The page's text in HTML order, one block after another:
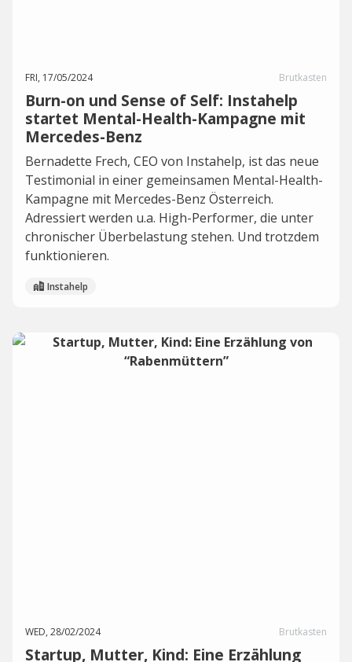
FRI, 17/05/2024 Brutkasten
Burn-on und Sense of Self: Instahelp
startet Mental-Health-Kampagne mit
Mercedes-Benz
Bernadette Frech, CEO von Instahelp, ist das neue
Testimonial in einer gemeinsamen Mental-Health-
Kampagne mit Mercedes-Benz Österreich.
Adressiert werden u.a. High-Performer, die unter
chronischer Überbelastung stehen. Und trotzdem
funktionieren.
Instahelp
WED, 28/02/2024 Brutkasten
Startup, Mutter, Kind: Eine Erzählung